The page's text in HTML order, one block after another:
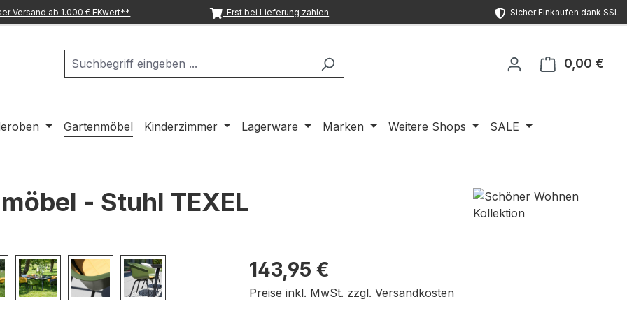
Versand ab 1.000 € EKwert** Erst bei Lieferung zahlen Sicher Einkaufen dank SSL
0,00 €
Gartenmöbel Kinderzimmer Lagerware Marken Weitere Shops SALE
- Stuhl TEXEL
Regulärer Preis:
143,95 €
Preise inkl. MwSt. zzgl. Versandkosten